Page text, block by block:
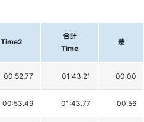
Time2
合計
Time
差
00:52.77 01:43.21 00.00
00:53.49 01:43.77 00.56